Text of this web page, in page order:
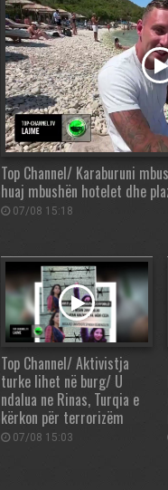
Top Channel/ Karaburuni
huaj mbushën hotelet dhe
07/08 15:18
Top Channel/ Aktivistja
turke lihet në burg/ U
ndalua ne Rinas, Turqia e
kërkon për terrorizëm
07/08 15:03